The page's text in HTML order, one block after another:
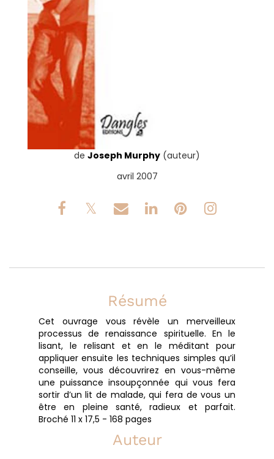
de Joseph Murphy (auteur)
avril 2007
Résumé
Cet ouvrage vous révèle un merveilleux
processus de renaissance spirituelle. En le
lisant, le relisant et en le méditant pour
appliquer ensuite les techniques simples qu’il
conseille, vous découvrirez en vous-même
une puissance insoupçonnée qui vous fera
sortir d’un lit de malade, qui fera de vous un
être en pleine santé, radieux et parfait.
Broché 11 x 17,5 - 168 pages
Auteur